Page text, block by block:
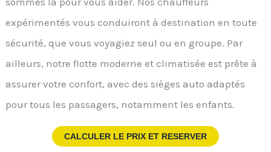
expérimentés vous conduiront à destination en toute
sécurité, que vous voyagiez seul ou en groupe. Par
ailleurs, notre flotte moderne et climatisée est prête à
assurer votre confort, avec des sièges auto adaptés
pour tous les passagers, notamment les enfants.
CALCULER LE PRIX ET RESERVER